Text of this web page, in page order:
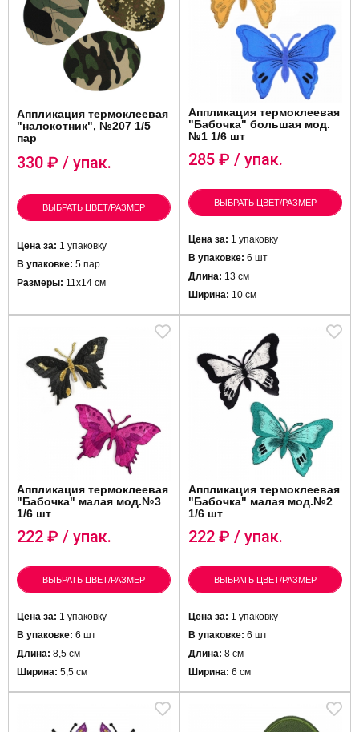
Аппликация термоклеевая
"налокотник", №207 1/5
пар
330 ₽ / упак.
ВЫБРАТЬ ЦВЕТ/РАЗМЕР
Цена за: 1 упаковку
В упаковке: 5 пар
Размеры: 11х14 см
Аппликация термоклеевая
"Бабочка" большая мод.
№1 1/6 шт
285 ₽ / упак.
ВЫБРАТЬ ЦВЕТ/РАЗМЕР
Цена за: 1 упаковку
В упаковке: 6 шт
Длина: 13 см
Ширина: 10 см
Аппликация термоклеевая
"Бабочка" малая мод.№3
1/6 шт
222 ₽ / упак.
ВЫБРАТЬ ЦВЕТ/РАЗМЕР
Цена за: 1 упаковку
В упаковке: 6 шт
Длина: 8,5 см
Ширина: 5,5 см
Аппликация термоклеевая
"Бабочка" малая мод.№2
1/6 шт
222 ₽ / упак.
ВЫБРАТЬ ЦВЕТ/РАЗМЕР
Цена за: 1 упаковку
В упаковке: 6 шт
Длина: 8 см
Ширина: 6 см